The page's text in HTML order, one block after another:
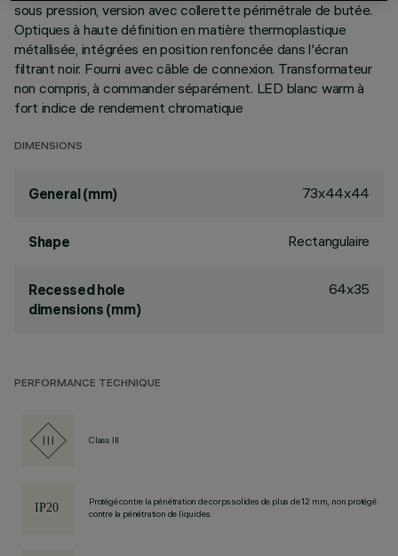
sous pression, version avec collerette périmétrale de butée.
Optiques à haute définition en matière thermoplastique
métallisée, intégrées en position renfoncée dans l'écran
filtrant noir. Fourni avec câble de connexion. Transformateur
non compris, à commander séparément. LED blanc warm à
fort indice de rendement chromatique
DIMENSIONS
General (mm) 73x44x44
Shape Rectangulaire
Recessed hole
dimensions (mm)
64x35
PERFORMANCE TECHNIQUE
Class III
Protégé contre la pénétration de corps solides de plus de 12 mm, non protégé
contre la pénétration de liquides.